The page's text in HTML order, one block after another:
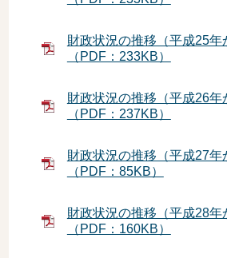
財政状況の推移（平成25年
（PDF：233KB）
財政状況の推移（平成26年
（PDF：237KB）
財政状況の推移（平成27年
（PDF：85KB）
財政状況の推移（平成28年
（PDF：160KB）